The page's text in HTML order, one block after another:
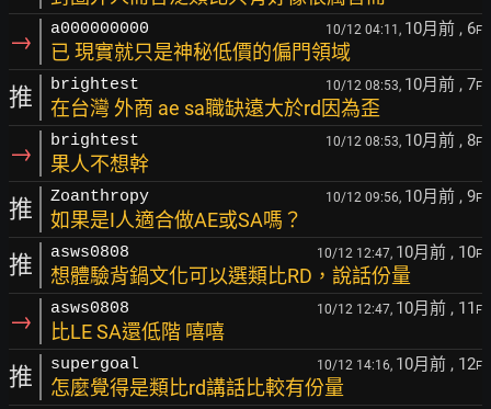
→ a000000000 10/12 04:11, 10月前 , 6F
已 現實就只是神秘低價的偏門領域
推 brightest 10/12 08:53, 10月前 , 7F
在台灣 外商 ae sa職缺遠大於rd因為歪
→ brightest 10/12 08:53, 10月前 , 8F
果人不想幹
推 Zoanthropy 10/12 09:56, 10月前 , 9F
如果是I人適合做AE或SA嗎？
推 asws0808 10/12 12:47, 10月前 , 10F
想體驗背鍋文化可以選類比RD，說話份量
→ asws0808 10/12 12:47, 10月前 , 11 F
比LE SA還低階 嘻嘻
推 supergoal 10/12 14:16, 10月前 , 12F
怎麼覺得是類比rd講話比較有份量